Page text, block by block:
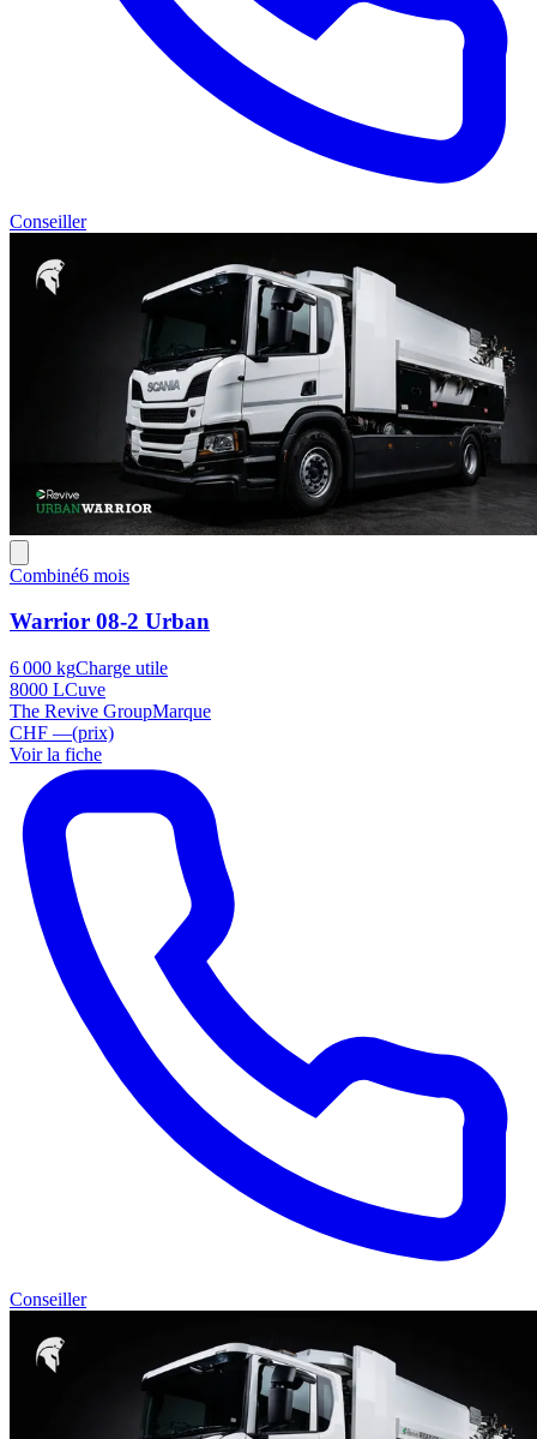
Conseiller
Combiné6 mois
Warrior 08-2 Urban
6 000 kgCharge utile
8000 LCuve
The Revive GroupMarque
CHF —(prix)
Voir la fiche
Conseiller